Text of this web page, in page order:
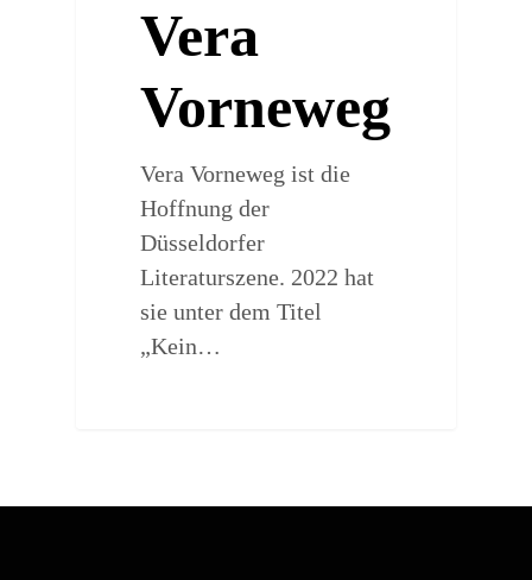
Vera
Vorneweg
Vera Vorneweg ist die
Hoffnung der
Düsseldorfer
Literaturszene. 2022 hat
sie unter dem Titel
„Kein…